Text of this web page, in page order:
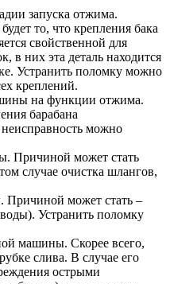
запуска отжима.
то, что крепления бака
свойственной для
в них эта деталь находится
Устранить поломку можно
креплений.
на функции отжима.
барабана
неисправность можно
Причиной может стать
случае очистка шлангов,
Причиной может стать –
Устранить поломку
машины. Скорее всего,
слива. В случае его
острыми